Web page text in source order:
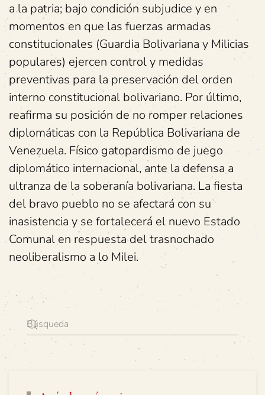
a la patria; bajo condición subjudice y en
momentos en que las fuerzas armadas
constitucionales (Guardia Bolivariana y Milicias
populares) ejercen control y medidas
preventivas para la preservación del orden
interno constitucional bolivariano. Por último,
reafirma su posición de no romper relaciones
diplomáticas con la República Bolivariana de
Venezuela. Físico gatopardismo de juego
diplomático internacional, ante la defensa a
ultranza de la soberanía bolivariana. La fiesta
del bravo pueblo no se afectará con su
inasistencia y se fortalecerá el nuevo Estado
Comunal en respuesta del trasnochado
neoliberalismo a lo Milei.